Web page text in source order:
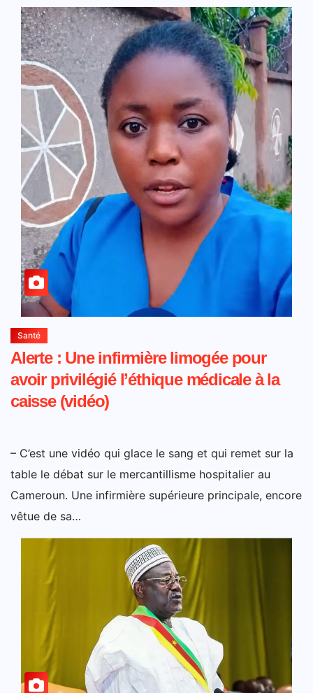
Santé
Alerte : Une infirmière limogée pour
avoir privilégié l’éthique médicale à la
caisse (vidéo)
– C’est une vidéo qui glace le sang et qui remet sur la
table le débat sur le mercantillisme hospitalier au
Cameroun. Une infirmière supérieure principale, encore
vêtue de sa…